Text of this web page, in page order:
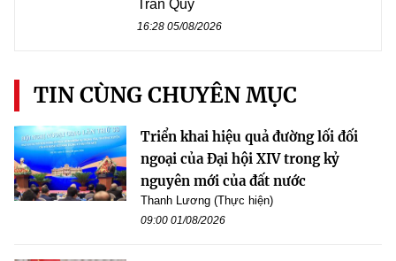
Trần Quý
16:28 05/08/2026
TIN CÙNG CHUYÊN MỤC
Triển khai hiệu quả đường lối đối
ngoại của Đại hội XIV trong kỷ
nguyên mới của đất nước
Thanh Lương (Thực hiện)
09:00 01/08/2026